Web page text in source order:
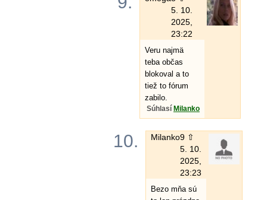
5. 10.
2025,
23:22
Veru najmä
teba občas
blokoval a to
tiež to fórum
zabilo.
Súhlasí Milanko
10. Milanko9 ⇧
5. 10.
2025,
23:23
Bezo mňa sú